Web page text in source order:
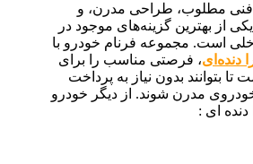
فنی مطلوب، طراحی مدرن، و
از بهترین گزینه‌های موجود در
است. مجموعه فرنام خودرو با
دنده‌ای، فرصتی مناسب را برای
بتوانند بدون نیاز به پرداخت
مدرن شوند. از دیگر خودرو
ای :